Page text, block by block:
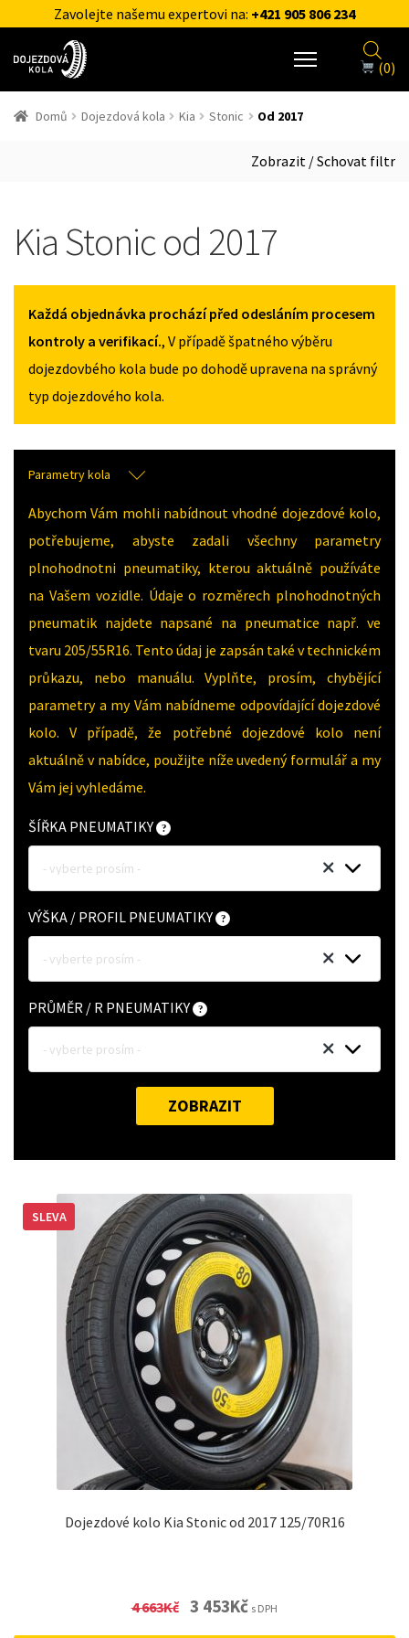
Zavolejte našemu expertovi na: +421 905 806 234
(0)
Domů Dojezdová kola Kia Stonic Od 2017
Zobrazit / Schovat filtr
Kia Stonic od 2017
Každá objednávka prochází před odesláním procesem
kontroly a verifikací., V případě špatného výběru
dojezdovbého kola bude po dohodě upravena na správný
typ dojezdového kola.
Parametry kola
Abychom Vám mohli nabídnout vhodné dojezdové kolo,
potřebujeme, abyste zadali všechny parametry
plnohodnotni pneumatiky, kterou aktuálně používáte
na Vašem vozidle. Údaje o rozměrech plnohodnotných
pneumatik najdete napsané na pneumatice např. ve
tvaru 205/55R16. Tento údaj je zapsán také v technickém
průkazu, nebo manuálu. Vyplňte, prosím, chybějící
parametry a my Vám nabídneme odpovídající dojezdové
kolo. V případě, že potřebné dojezdové kolo není
aktuálně v nabídce, použijte níže uvedený formulář a my
Vám jej vyhledáme.
ŠÍŘKA PNEUMATIKY
- vyberte prosím -
VÝŠKA / PROFIL PNEUMATIKY
- vyberte prosím -
PRŮMĚR / R PNEUMATIKY
- vyberte prosím -
ZOBRAZIT
Dojezdové kolo Kia Stonic od 2017 125/70R16
SLEVA
4 663Kč Original
3 453KčCurrent
s DPH